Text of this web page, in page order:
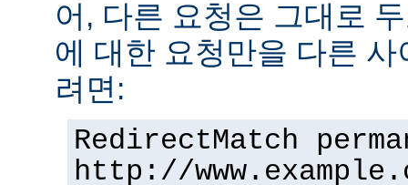
어, 다른 요청은 그대로
에 대한 요청만을 다른
려면:
RedirectMatch
http://